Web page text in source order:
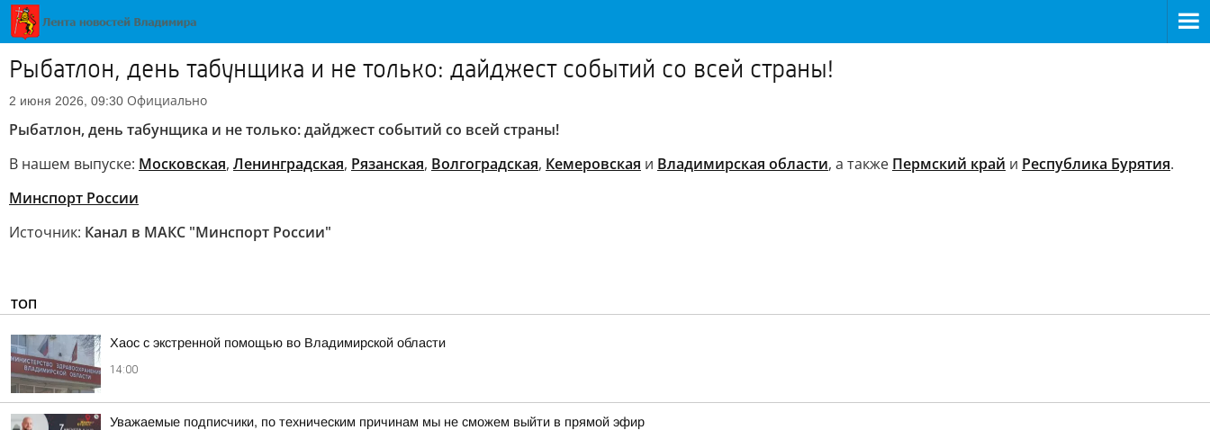
Рыбатлон, день табунщика и не только: дайджест событий со всей страны!
2 июня 2026, 09:30 Официально
Рыбатлон, день табунщика и не только: дайджест событий со всей страны!
В нашем выпуске: Московская, Ленинградская, Рязанская, Волгоградская, Кемеровская и Владимирская области, а также Пермский край и Республика Бурятия.
Минспорт России
Источник: Канал в МАКС "Минспорт России"
ТОП
Хаос с экстренной помощью во Владимирской области
14:00
Уважаемые подписчики, по техническим причинам мы не сможем выйти в прямой эфир